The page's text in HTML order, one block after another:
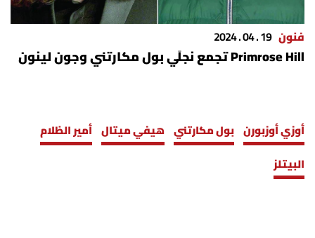
فنون 19 . 04 . 2024
Primrose Hill تجمع نجلَي بول مكارتني وجون لينون
أوزي أوزبورن بول مكارتني هيفي ميتال أمير الظلام
البيتلز